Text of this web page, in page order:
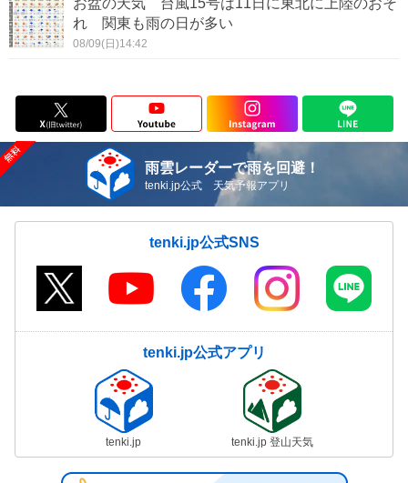
お盆の天気 台風15号は11日に東北に上陸のおそ
れ 関東も雨の日が多い
08/09(日)14:42
雨雲レーダーで雨を回避！
tenki.jp公式 天気予報アプリ
tenki.jp公式SNS
tenki.jp公式アプリ
tenki.jp tenki.jp 登山天気